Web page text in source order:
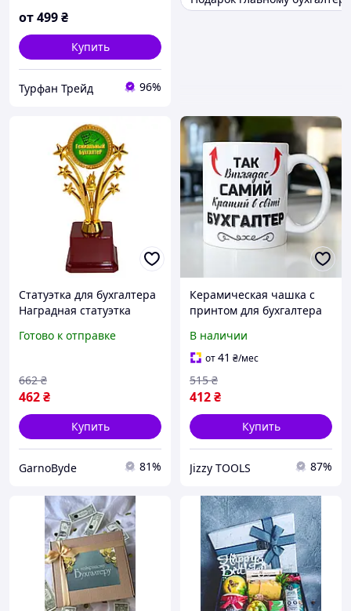
от499₴
Купить
Турфан Трейд 96%
Статуэтка для бухгалтера
Наградная статуэтка
Карнавал Приколов
офиса
Готово к отправке
462₴
662 ₴
Купить
GarnoByde 81%
Керамическая чашка с
принтом для бухгалтера
рисунком для подарка
друзьям и коллегам
В наличии
от41 ₴/мес
412₴
515 ₴
Купить
Jizzy TOOLS 87%